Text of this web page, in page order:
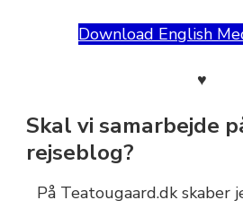
Download English
♥
Skal vi samarbejde
rejseblog?
På Teatougaard.dk skaber